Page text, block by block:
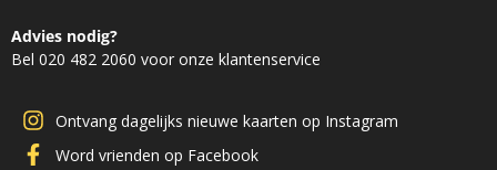
Advies nodig?
Bel 020 482 2060 voor onze klantenservice
Ontvang dagelijks nieuwe kaarten op Instagram
Word vrienden op Facebook